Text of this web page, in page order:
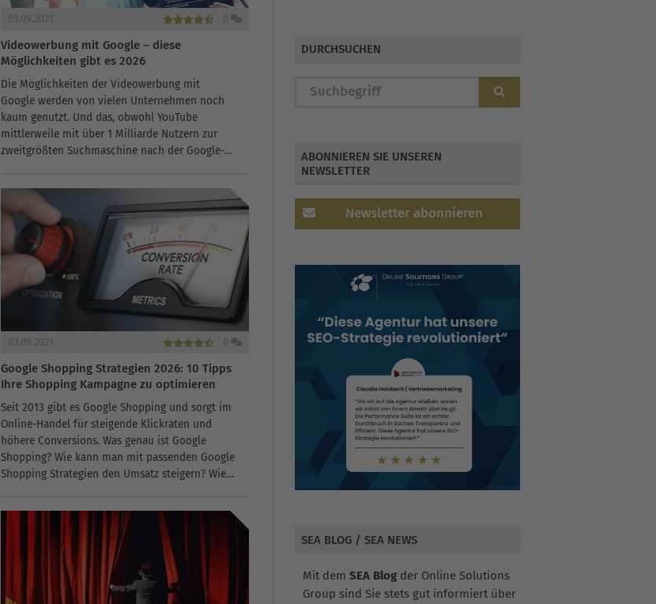
03.09.2021 0
Videowerbung mit Google – diese
Möglichkeiten gibt es 2026
Die Möglichkeiten der Videowerbung mit
Google werden von vielen Unternehmen noch
kaum genutzt. Und das, obwohl YouTube
mittlerweile mit über 1 Milliarde Nutzern zur
zweitgrößten Suchmaschine nach der Google-
03.09.2021 0
Google Shopping Strategien 2026: 10 Tipps
Ihre Shopping Kampagne zu optimieren
Seit 2013 gibt es Google Shopping und sorgt im
Online-Handel für steigende Klickraten und
höhere Conversions. Was genau ist Google
Shopping? Wie kann man mit passenden Google
Shopping Strategien den Umsatz steigern? Wie
DURCHSUCHEN
ABONNIEREN SIE UNSEREN
NEWSLETTER
Newsletter abonnieren
SEA BLOG / SEA NEWS
Mit dem SEA Blogder Online Solutions
Group sind Sie stets gut informiert über